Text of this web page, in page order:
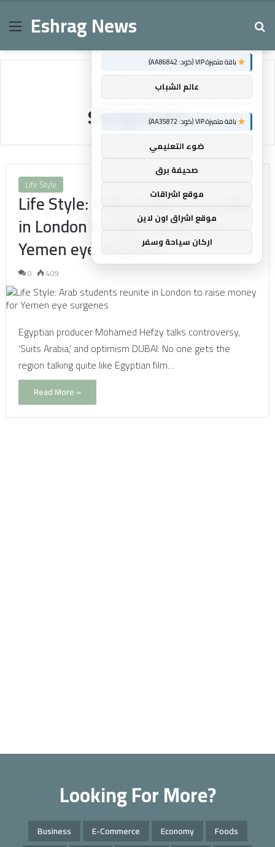
MenuEshrag News
Home/surgeries
surgeries
Life Style
Life Style: Arab students reunite
in London to raise money for
Yemen eye surgeries
0 409
Egyptian producer Mohamed Hefzy talks controversy,
‘Suits Arabia,’ and optimism DUBAI: No one gets the
region talking quite like Egyptian film…
Read More »
Looking For More?
Business E-Commerce Economy
Foods
×
باقة متميزة VIP (كود: AA86842):
عالم الشباب
باقة متميزة VIP (كود: AA35872):
ضوء التعليمي
صحيفة برق
موقع اشراقات
موقع اشراق اون لاين
اركان سياحة وسفر